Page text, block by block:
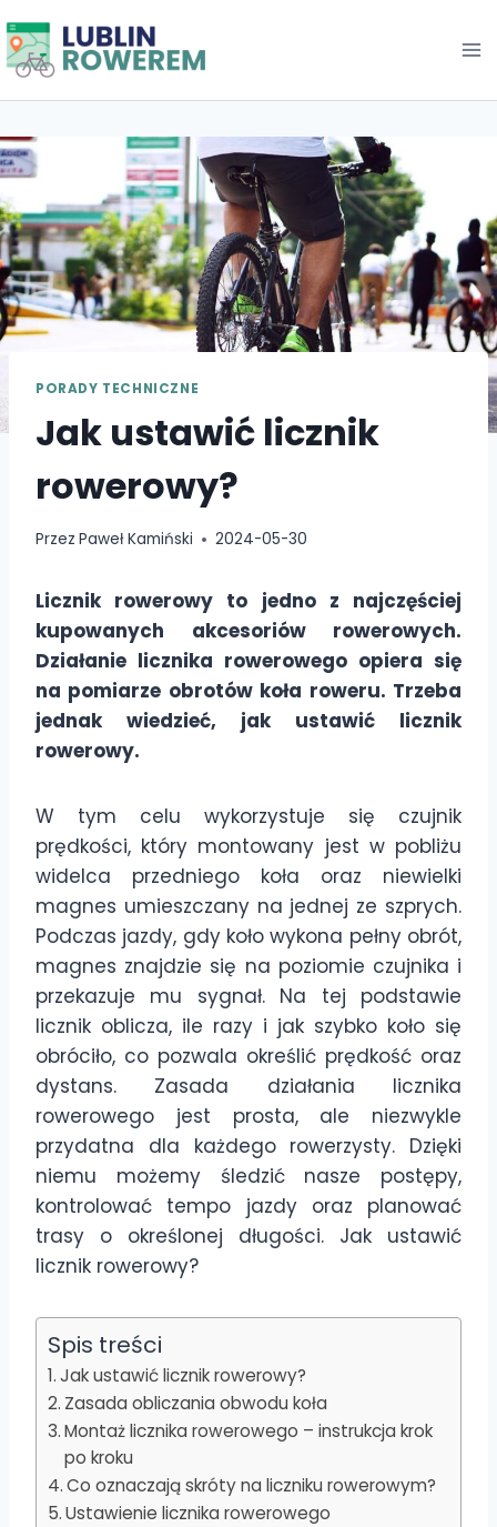
do
treści
PORADY TECHNICZNE
Jak ustawić licznik
rowerowy?
Przez Paweł Kamiński 2024-05-30
Licznik rowerowy to jedno z najczęściej
kupowanych akcesoriów rowerowych.
Działanie licznika rowerowego opiera się
na pomiarze obrotów koła roweru. Trzeba
jednak wiedzieć, jak ustawić licznik
rowerowy.
W tym celu wykorzystuje się czujnik
prędkości, który montowany jest w pobliżu
widelca przedniego koła oraz niewielki
magnes umieszczany na jednej ze szprych.
Podczas jazdy, gdy koło wykona pełny obrót,
magnes znajdzie się na poziomie czujnika i
przekazuje mu sygnał. Na tej podstawie
licznik oblicza, ile razy i jak szybko koło się
obróciło, co pozwala określić prędkość oraz
dystans. Zasada działania licznika
rowerowego jest prosta, ale niezwykle
przydatna dla każdego rowerzysty. Dzięki
niemu możemy śledzić nasze postępy,
kontrolować tempo jazdy oraz planować
trasy o określonej długości. Jak ustawić
licznik rowerowy?
Spis treści
Jak ustawić licznik rowerowy?
Zasada obliczania obwodu koła
Montaż licznika rowerowego – instrukcja krok
po kroku
Co oznaczają skróty na liczniku rowerowym?
Ustawienie licznika rowerowego